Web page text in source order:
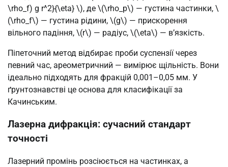
\rho_f) g r^2}{\eta} \), де \(\rho_p\) — густина частинки, \
(\rho_f\) — густина рідини, \(g\) — прискорення
вільного падіння, \(r\) — радіус, \(\eta\) — в’язкість.
Піпеточний метод відбирає проби суспензії через
певний час, ареометричний — вимірює щільність. Вони
ідеально підходять для фракцій 0,001–0,05 мм. У
ґрунтознавстві це основа для класифікації за
Качинським.
Лазерна дифракція: сучасний стандарт
точності
Лазерний промінь розсіюється на частинках, а